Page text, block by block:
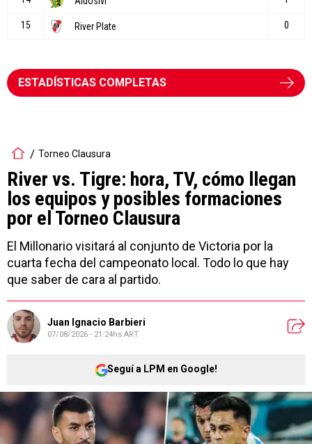
ESTADÍSTICAS COMPLETAS
Torneo Clausura
River vs. Tigre: hora, TV, cómo llegan
los equipos y posibles formaciones
por el Torneo Clausura
El Millonario visitará al conjunto de Victoria por la
cuarta fecha del campeonato local. Todo lo que hay
que saber de cara al partido.
Juan Ignacio Barbieri
07/08/2026 - 21:24hs ART
Seguí a LPM en Google!